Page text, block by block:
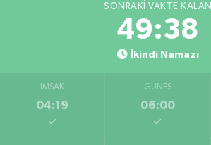
SONRAKI VAKTE KALAN
49:38
İkindi Namazı
İMSAK
04:19
GÜNEŞ
06:00